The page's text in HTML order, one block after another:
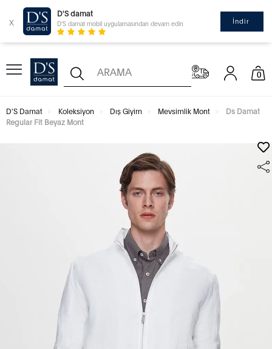
x
D'S damat
D'S damat mobil uygulamasından devam edin İndir
0
D'S Damat Koleksiyon Dış Giyim Mevsimlik Mont
Ds Damat
Regular Fit Beyaz Mont